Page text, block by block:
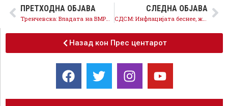
ПРЕТХОДНА ОБЈАВА
Тренчевска: Владата на ВМРО-ДПМНЕ покажа ароганција и негрижа за настраданите од трагедијата во Кочани
СЛЕДНА ОБЈАВА
СДСМ: Инфлацијата беснее, животот е сè поскап, а Мицкоски продава шарени економски лаги
Назад кон Прес центарот